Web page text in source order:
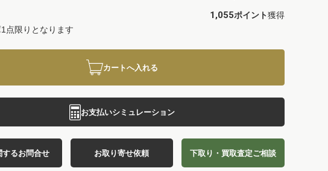
1,055ポイント獲得
点限りとなります
カートへ入れる
お支払いシミュレーション
するお問合せ お取り寄せ依頼 下取り・買取査定ご相談